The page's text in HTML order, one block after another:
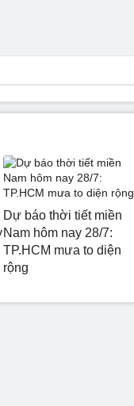
Dự báo thời tiết miền
Nam hôm nay 28/7:
TP.HCM mưa to diện
rộng